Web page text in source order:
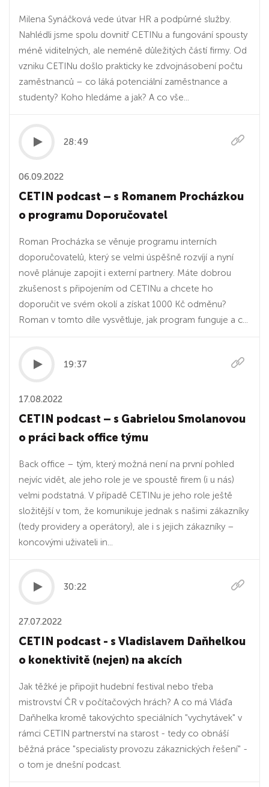
Milena Synáčková vede útvar HR a podpůrné služby.
Nahlédli jsme spolu dovnitř CETINu a fungování spousty
méně viditelných, ale neméně důležitých částí firmy. Od
vzniku CETINu došlo prakticky ke zdvojnásobení počtu
zaměstnanců – co láká potenciální zaměstnance a
studenty? Koho hledáme a jak? A co vše...
28:49
06.09.2022
CETIN podcast – s Romanem Procházkou
o programu Doporučovatel
Roman Procházka se věnuje programu interních
doporučovatelů, který se velmi úspěšně rozvíjí a nyní
nově plánuje zapojit i externí partnery. Máte dobrou
zkušenost s připojením od CETINu a chcete ho
doporučit ve svém okolí a získat 1000 Kč odměnu?
Roman v tomto díle vysvětluje, jak program funguje a c...
19:37
17.08.2022
CETIN podcast – s Gabrielou Smolanovou
o práci back office týmu
Back office – tým, který možná není na první pohled
nejvíc vidět, ale jeho role je ve spoustě firem (i u nás)
velmi podstatná. V případě CETINu je jeho role ještě
složitější v tom, že komunikuje jednak s našimi zákazníky
(tedy providery a operátory), ale i s jejich zákazníky –
koncovými uživateli in...
30:22
27.07.2022
CETIN podcast - s Vladislavem Daňhelkou
o konektivitě (nejen) na akcích
Jak těžké je připojit hudební festival nebo třeba
mistrovství ČR v počítačových hrách? A co má Vláďa
Daňhelka kromě takovýchto speciálních "vychytávek" v
rámci CETIN partnerství na starost - tedy co obnáší
běžná práce "specialisty provozu zákaznických řešení" -
o tom je dnešní podcast.